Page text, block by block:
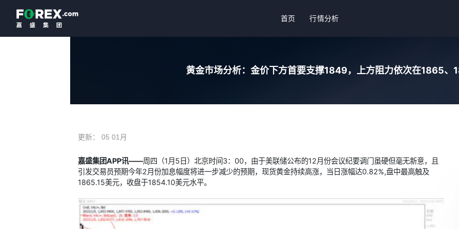
首页 行情分析
黄金市场分析：金价下方首要支撑1849，上方阻力依次在1865
更新： 05 01月
嘉盛集团APP讯——周四（1月5日）北京时间3：00，由于美联储公布的12月份会议纪要调门虽硬但毫无新意，且
引发交易员预期今年2月份加息幅度将进一步减少的预期， 现货黄金持续高涨，当日涨幅达0.82%,盘中最高触及
1865.15美元，收盘于1854.10美元水平。